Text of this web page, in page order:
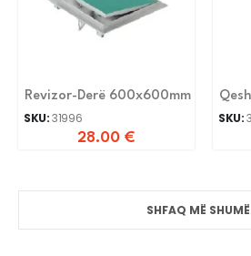
Revizor-Derë 600x600mm
SKU:31996
28.00 €
SKU:
SHFAQ MË